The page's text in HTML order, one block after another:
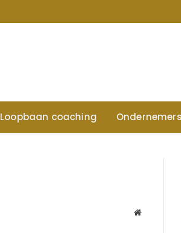
Loopbaan coaching
Website